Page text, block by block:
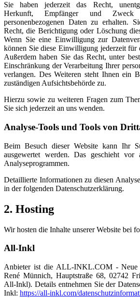
Sie haben jederzeit das Recht,
Herkunft, Empfänger und Zweck
personenbezogenen Daten zu erhalten.
Recht, die Berichtigung oder Löschung
Wenn Sie eine Einwilligung zur
können Sie diese Einwilligung jederzeit
Außerdem haben Sie das Recht, unter
Einschränkung der Verarbeitung Ihrer
verlangen. Des Weiteren steht Ihnen ein
zuständigen Aufsichtsbehörde zu.
Hierzu sowie zu weiteren Fragen zum
Sie sich jederzeit an uns wenden.
Analyse-Tools und Tools von
Beim Besuch dieser Website kann Ihr
ausgewertet werden. Das geschieht vor
Analyseprogrammen.
Detaillierte Informationen zu diesen
in der folgenden Datenschutzerklärung.
2. Hosting
Wir hosten die Inhalte unserer Website bei
All-Inkl
Anbieter ist die ALL-INKL.COM - Neue
René Münnich, Hauptstraße 68, 02742
All-Inkl). Details entnehmen Sie der
Inkl: https://all-inkl.com/